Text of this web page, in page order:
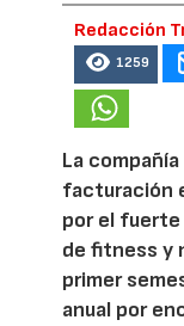
Redacción
1259
La
facturación
por el
de fitness y
primer
anual por